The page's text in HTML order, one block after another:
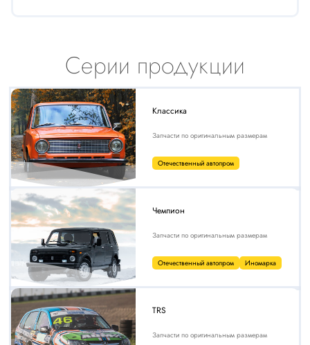
Серии продукции
Классика
Запчасти по оригинальным размерам
Отечественный автопром
Чемпион
Запчасти по оригинальным размерам
Отечественный автопром Иномарка
TRS
Запчасти по оригинальным размерам